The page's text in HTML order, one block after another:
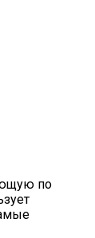
по